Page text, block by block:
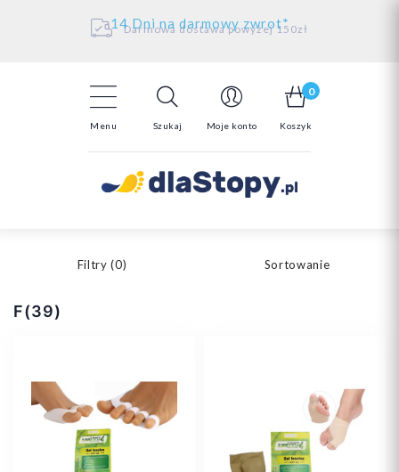
Kontakt
Darmowa dostawa powyżej 150zł
14 Dni na darmowy zwrot*
Menu Szukaj Moje konto
0
Koszyk
Filtry (0) Sortowanie
F(39)